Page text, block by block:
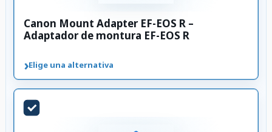
Canon Mount Adapter EF-EOS R –
Adaptador de montura EF-EOS R
›Elige una alternativa